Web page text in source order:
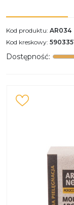
Kod produktu: AR034
Kod kreskowy:
Dostępność: